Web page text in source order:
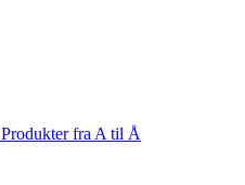
Produkter fra A til Å